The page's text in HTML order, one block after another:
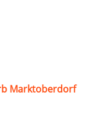
Marktoberdorf